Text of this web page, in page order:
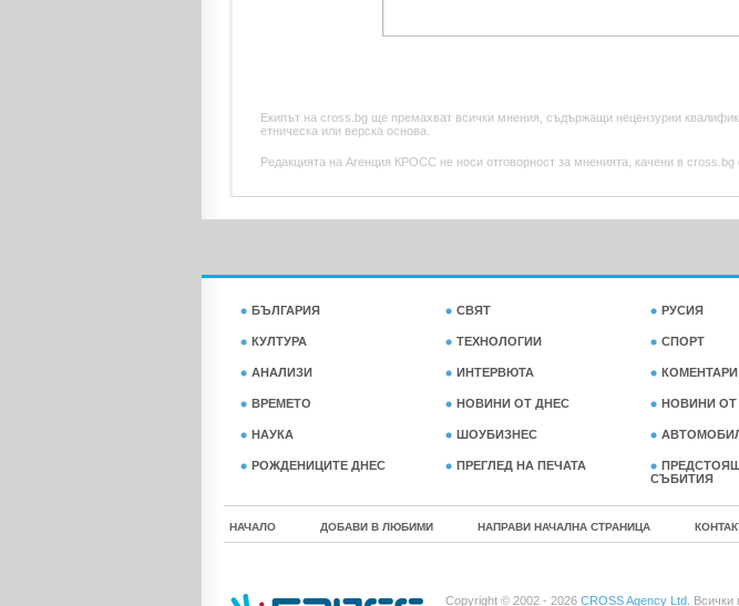
Екипът на cross.bg ще премахват всички мнения, съдържащи нецензурни
етническа или верска основа.
Редакцията на Агенция КРОСС не носи отговорност за мненията, качени в cross.bg
БЪЛГАРИЯ СВЯТ РУСИЯ
КУЛТУРА ТЕХНОЛОГИИ СПОРТ
АНАЛИЗИ ИНТЕРВЮТА КОМЕНТАРИ
ВРЕМЕТО НОВИНИ ОТ ДНЕС НОВИНИ ОТ
НАУКА ШОУБИЗНЕС
РОЖДЕНИЦИТЕ ДНЕС ПРЕГЛЕД НА ПЕЧАТА
СЪБИТИЯ
НАЧАЛО ДОБАВИ В ЛЮБИМИ НАПРАВИ НАЧАЛНА СТРАНИЦА
Copyright © 2002 - 2026 CROSS Agency Ltd. Всички